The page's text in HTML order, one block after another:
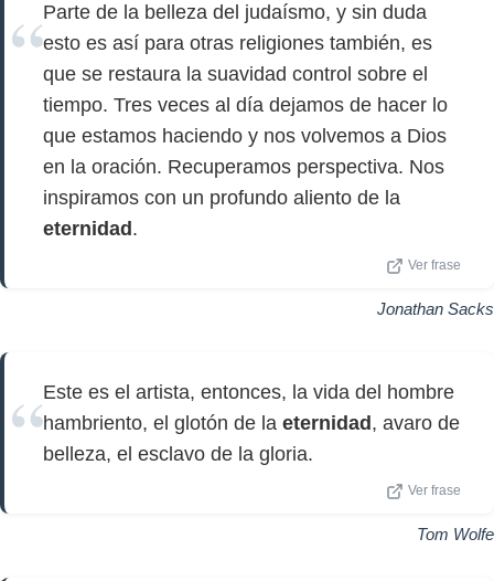
Parte de la belleza del judaísmo, y sin duda
esto es así para otras religiones también, es
que se restaura la suavidad control sobre el
tiempo. Tres veces al día dejamos de hacer lo
que estamos haciendo y nos volvemos a Dios
en la oración. Recuperamos perspectiva. Nos
inspiramos con un profundo aliento de la
eternidad .
Ver frase
Jonathan Sacks
Este es el artista, entonces, la vida del hombre
hambriento, el glotón de la eternidad , avaro de
belleza, el esclavo de la gloria.
Ver frase
Tom Wolfe